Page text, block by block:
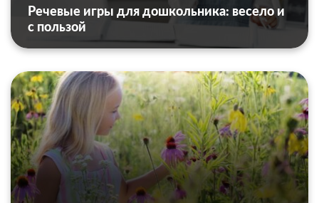
Речевые игры для дошкольника: весело и
с пользой